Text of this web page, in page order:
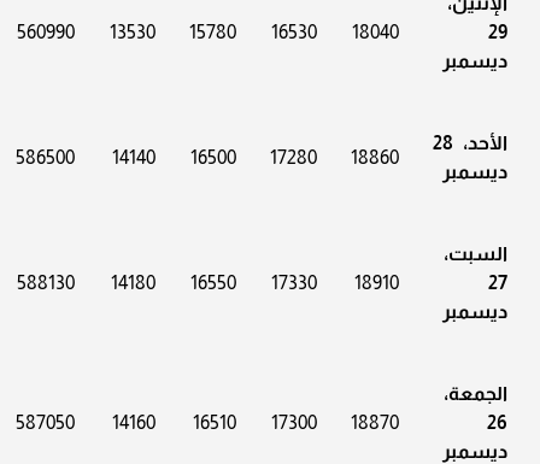
29
ديسمبر
18040
16530
15780
13530
560990
الأحد، 28
ديسمبر
18860
17280
16500
14140
586500
السبت،
27
ديسمبر
18910
17330
16550
14180
588130
الجمعة،
26
ديسمبر
18870
17300
16510
14160
587050